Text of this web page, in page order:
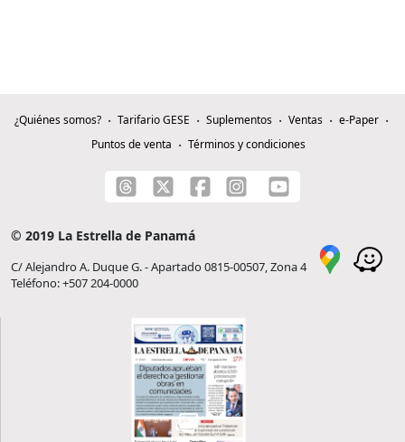
¿Quiénes somos? Tarifario GESE Suplementos Ventas
e-Paper
Puntos de venta
Términos y condiciones
© 2019 La Estrella de Panamá
C/ Alejandro A. Duque G. - Apartado 0815-00507, Zona 4
Teléfono: +507 204-0000